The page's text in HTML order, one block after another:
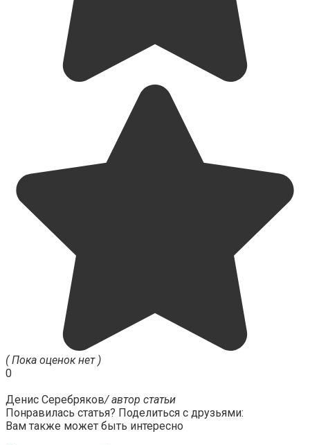
( Пока оценок нет )
0
Денис Серебряков/ автор статьи
Понравилась статья? Поделиться с друзьями:
Вам также может быть интересно